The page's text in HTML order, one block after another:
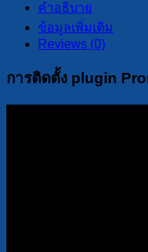
คำอธิบาย
ข้อมูลเพิ่มเติม
Reviews (0)
การติดตั้ง plugin